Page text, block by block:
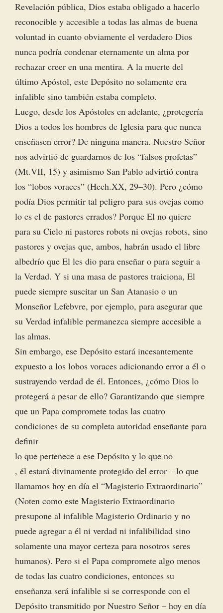
Revelación pública, Dios estaba obligado a hacerlo
reconocible y accesible a todas las almas de buena
voluntad in cuanto obviamente el verdadero Dios
nunca podría condenar eternamente un alma por
rechazar creer en una mentira. A la muerte del
último Apóstol, este Depósito no solamente era
infalible sino también estaba completo.
Luego, desde los Apóstoles en adelante, ¿protegería
Dios a todos los hombres de Iglesia para que nunca
enseñasen error? De ninguna manera. Nuestro Señor
nos advirtió de guardarnos de los “falsos profetas”
(Mt.VII, 15) y asimismo San Pablo advirtió contra
los “lobos voraces” (Hech.XX, 29–30). Pero ¿cómo
podía Dios permitir tal peligro para sus ovejas como
lo es el de pastores errados? Porque El no quiere
para su Cielo ni pastores robots ni ovejas robots, sino
pastores y ovejas que, ambos, habrán usado el libre
albedrío que El les dio para enseñar o para seguir a
la Verdad. Y si una masa de pastores traiciona, El
puede siempre suscitar un San Atanasio o un
Monseñor Lefebvre, por ejemplo, para asegurar que
su Verdad infalible permanezca siempre accesible a
las almas.
Sin embargo, ese Depósito estará incesantemente
expuesto a los lobos voraces adicionando error a él o
sustrayendo verdad de él. Entonces, ¿cómo Dios lo
protegerá a pesar de ello? Garantizando que siempre
que un Papa compromete todas las cuatro
condiciones de su completa autoridad enseñante para
definir
lo que pertenece a ese Depósito y lo que no
, él estará divinamente protegido del error – lo que
llamamos hoy en día el “Magisterio Extraordinario”
(Noten como este Magisterio Extraordinario
presupone al infalible Magisterio Ordinario y no
puede agregar a él ni verdad ni infalibilidad sino
solamente una mayor certeza para nosotros seres
humanos). Pero si el Papa compromete algo menos
de todas las cuatro condiciones, entonces su
enseñanza será infalible si se corresponde con el
Depósito transmitido por Nuestro Señor – hoy en día